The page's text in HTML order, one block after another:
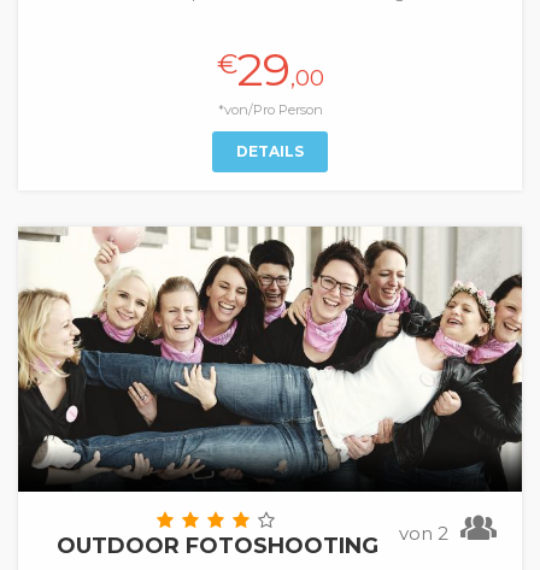
€29,00
*von/Pro Person
DETAILS
von 2
OUTDOOR FOTOSHOOTING